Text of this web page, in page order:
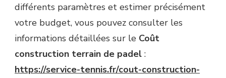
différents paramètres et estimer précisément
votre budget, vous pouvez consulter les
informations détaillées sur le Coût
construction terrain de padel :
https://service-tennis.fr/cout-construction-